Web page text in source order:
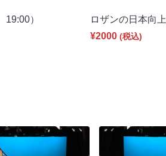
）
ロザンの日本向
¥2000 (税込)